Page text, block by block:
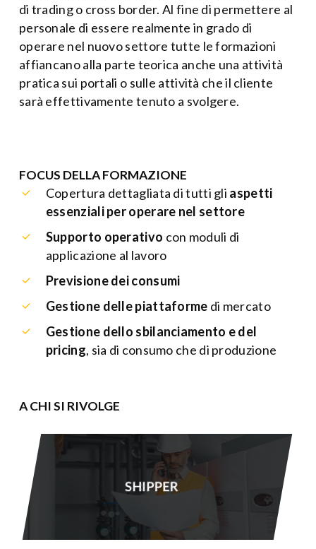
di trading o cross border. Al fine di permettere al
personale di essere realmente in grado di
operare nel nuovo settore tutte le formazioni
affiancano alla parte teorica anche una attività
pratica sui portali o sulle attività che il cliente
sarà effettivamente tenuto a svolgere.
FOCUS DELLA FORMAZIONE
Copertura dettagliata di tutti gli aspetti
essenziali per operare nel settore
Supporto operativo con moduli di
applicazione al lavoro
Previsione dei consumi
Gestione delle piattaforme di mercato
Gestione dello sbilanciamento e del
pricing, sia di consumo che di produzione
A CHI SI RIVOLGE
SHIPPER